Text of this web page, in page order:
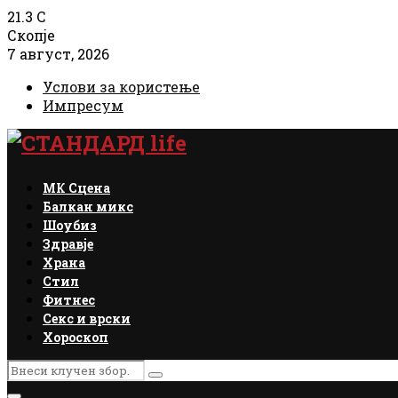
21.3 C
Скопје
7 август, 2026
Услови за користење
Импресум
Facebook
Instagram
Email
Rss
МК Сцена
Балкан микс
Шоубиз
Здравје
Храна
Стил
Фитнес
Секс и врски
Хороскоп
Search
for:
Search